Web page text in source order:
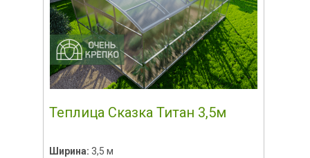
Теплица Сказка Титан 3,5м
Ширина: 3,5 м